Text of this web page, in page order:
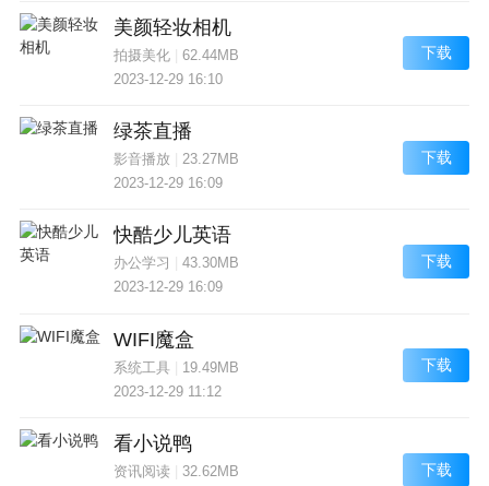
美颜轻妆相机
拍摄美化| 62.44MB
2023-12-29 16:10
下载
绿茶直播
影音播放
23.27MB
2023-12-29 16:09
下载
快酷少儿英语
办公学习
43.30MB
2023-12-29 16:09
下载
WIFI魔盒
系统工具| 19.49MB
2023-12-29 11:12
下载
看小说鸭
资讯阅读| 32.62MB
下载